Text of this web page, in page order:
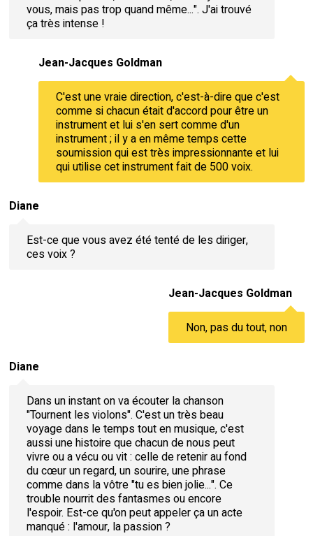
vous, mais pas trop quand même...". J'ai trouvé
ça très intense !
Jean-Jacques Goldman
C'est une vraie direction, c'est-à-dire que c'est
comme si chacun était d'accord pour être un
instrument et lui s'en sert comme d'un
instrument ; il y a en même temps cette
soumission qui est très impressionnante et lui
qui utilise cet instrument fait de 500 voix.
Diane
Est-ce que vous avez été tenté de les diriger,
ces voix ?
Jean-Jacques Goldman
Non, pas du tout, non
Diane
Dans un instant on va écouter la chanson
"Tournent les violons". C'est un très beau
voyage dans le temps tout en musique, c'est
aussi une histoire que chacun de nous peut
vivre ou a vécu ou vit : celle de retenir au fond
du cœur un regard, un sourire, une phrase
comme dans la vôtre "tu es bien jolie...". Ce
trouble nourrit des fantasmes ou encore
l'espoir. Est-ce qu'on peut appeler ça un acte
manqué : l'amour, la passion ?